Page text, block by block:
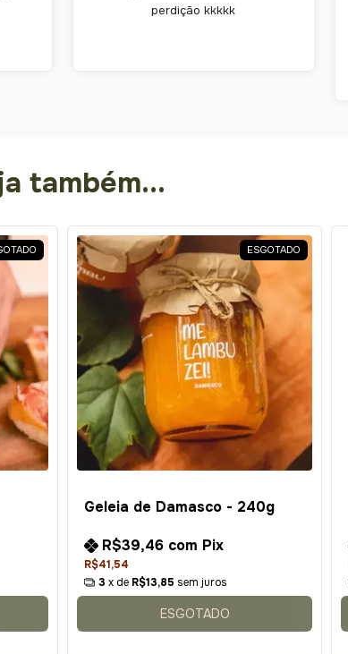
perdição kkkkk
também...
ESGOTADO
Geleia de Damasco - 240g
R$41,54
R$39,46 com Pix
3 x de R$13,85 sem juros
ESGOTADO